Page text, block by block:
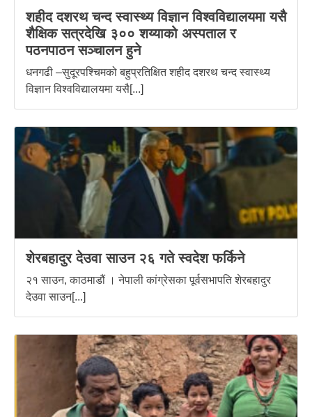
शहीद दशरथ चन्द स्वास्थ्य विज्ञान विश्वविद्यालयमा यसै
शैक्षिक सत्रदेखि ३०० शय्याको अस्पताल र
पठनपाठन सञ्चालन हुने
धनगढी –सुदूरपश्चिमको बहुप्रतिक्षित शहीद दशरथ चन्द स्वास्थ्य
विज्ञान विश्वविद्यालयमा यसै[...]
शेरबहादुर देउवा साउन २६ गते स्वदेश फर्किने
२१ साउन, काठमाडौं । नेपाली कांग्रेसका पूर्वसभापति शेरबहादुर
देउवा साउन[...]